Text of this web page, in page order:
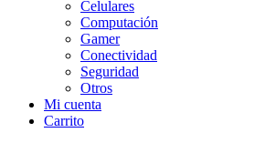
Celulares
Computación
Gamer
Conectividad
Seguridad
Otros
Mi cuenta
Carrito